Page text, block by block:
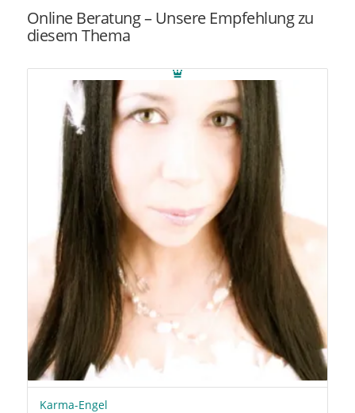
Online Beratung – Unsere Empfehlung zu
diesem Thema
Karma-Engel